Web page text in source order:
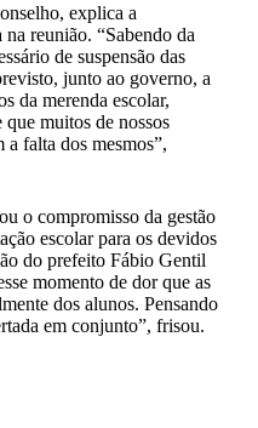
explica a
reunião. “Sabendo da
de suspensão das
junto ao governo, a
da merenda escolar,
que muitos de nossos
falta dos mesmos”,
o compromisso da gestão
escolar para os devidos
do prefeito Fábio Gentil
momento de dor que as
dos alunos. Pensando
em conjunto”, frisou.